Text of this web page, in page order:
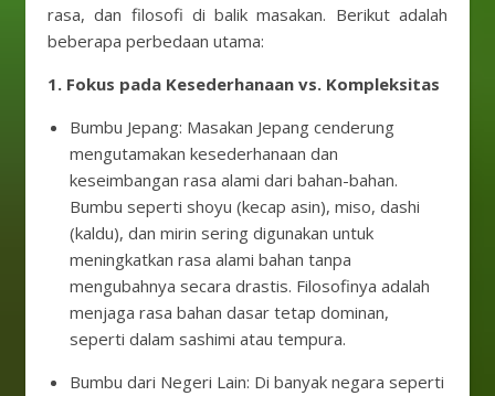
rasa, dan filosofi di balik masakan. Berikut adalah
beberapa perbedaan utama:
1. Fokus pada Kesederhanaan vs. Kompleksitas
Bumbu Jepang: Masakan Jepang cenderung
mengutamakan kesederhanaan dan
keseimbangan rasa alami dari bahan-bahan.
Bumbu seperti shoyu (kecap asin), miso, dashi
(kaldu), dan mirin sering digunakan untuk
meningkatkan rasa alami bahan tanpa
mengubahnya secara drastis. Filosofinya adalah
menjaga rasa bahan dasar tetap dominan,
seperti dalam sashimi atau tempura.
Bumbu dari Negeri Lain: Di banyak negara seperti